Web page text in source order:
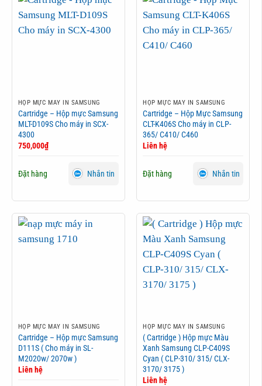
HỘP MỰC MÁY IN SAMSUNG
Cartridge – Hộp mực Samsung
MLT-D109S Cho máy in SCX-
4300
750,000₫
Đặt hàng Nhắn tin
HỘP MỰC MÁY IN SAMSUNG
Cartridge – Hộp Mực Samsung
CLT-K406S Cho máy in CLP-
365/ C410/ C460
Liên hệ
Đặt hàng Nhắn tin
HỘP MỰC MÁY IN SAMSUNG
Cartridge – Hộp mực Samsung
D111S ( Cho máy in SL-
M2020w/ 2070w )
Liên hệ
HỘP MỰC MÁY IN SAMSUNG
( Cartridge ) Hộp mực Màu
Xanh Samsung CLP-C409S
Cyan ( CLP-310/ 315/ CLX-
3170/ 3175 )
Liên hệ